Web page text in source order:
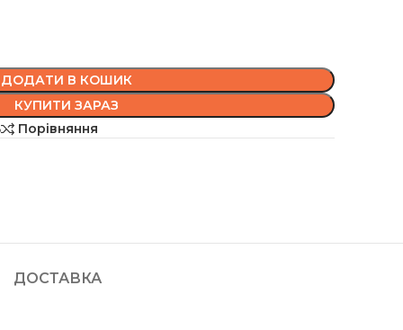
ДОДАТИ В КОШИК
КУПИТИ ЗАРАЗ
Порівняння
ДОСТАВКА